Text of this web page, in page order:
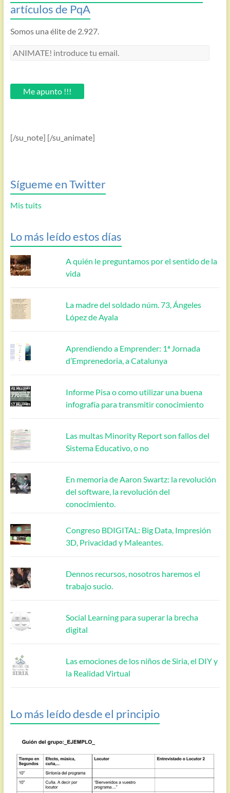
artículos de PqA
Somos una élite de 2.927.
ANIMATE!
email.Me apunto !!!
[/su_note] [/su_animate]
Sígueme en Twitter
Mis tuits
Lo más leído estos días
A quién le preguntamos por el sentido de la
vida
La madre del soldado núm. 73, Ángeles
López de Ayala
Aprendiendo a Emprender: 1ª Jornada
d’Emprenedoria, a Catalunya
Informe Pisa o como utilizar una buena
infografía para transmitir conocimiento
Las multas Minority Report son fallos del
Sistema Educativo, o no
En memoria de Aaron Swartz: la revolución
del software, la revolución del
conocimiento.
Congreso BDIGITAL: Big Data, Impresión
3D, Privacidad y Maleantes.
Dennos recursos, nosotros haremos el
trabajo sucio.
Social Learning para superar la brecha
digital
Las emociones de los niños de Siria, el DIY y
la Realidad Virtual
Lo más leído desde el principio